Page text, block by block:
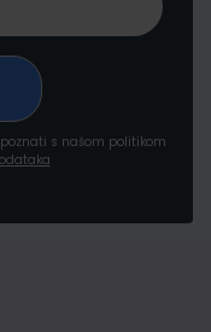
s našom politikom